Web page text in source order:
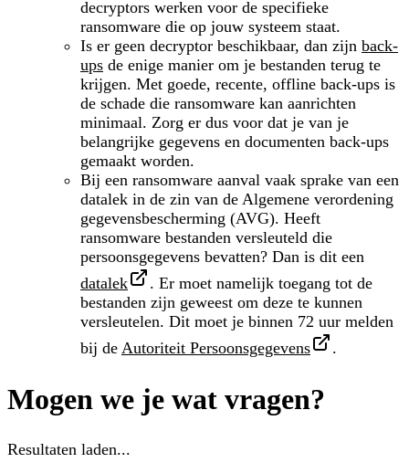
decryptors werken voor de specifieke
ransomware die op jouw systeem staat.
Is er geen decryptor beschikbaar, dan zijn back-
ups de enige manier om je bestanden terug te
krijgen. Met goede, recente, offline back-ups is
de schade die ransomware kan aanrichten
minimaal. Zorg er dus voor dat je van je
belangrijke gegevens en documenten back-ups
gemaakt worden.
Bij een ransomware aanval vaak sprake van een
datalek in de zin van de Algemene verordening
gegevensbescherming (AVG). Heeft
ransomware bestanden versleuteld die
persoonsgegevens bevatten? Dan is dit een
datalek
. Er moet namelijk toegang tot de
bestanden zijn geweest om deze te kunnen
versleutelen. Dit moet je binnen 72 uur melden
bij de Autoriteit Persoonsgegevens .
Mogen we je wat vragen?
Resultaten laden...